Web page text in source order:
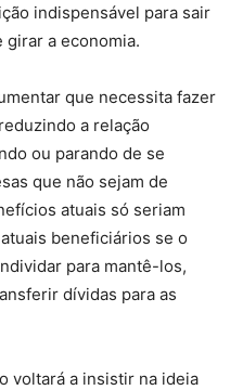
indispensável para sair
girar a economia.
que necessita fazer
a relação
ou parando de se
que não sejam de
atuais só seriam
beneficiários se o
para mantê-los,
dívidas para as
voltará a insistir na ideia